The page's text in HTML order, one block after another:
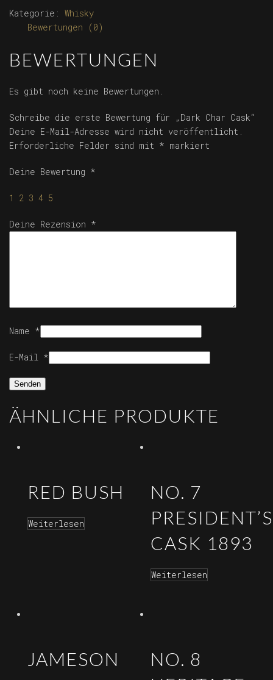
Kategorie: Whisky
Bewertungen (0)
BEWERTUNGEN
Es gibt noch keine Bewertungen.
Schreibe die erste Bewertung für „Dark Char Cask“
Deine E-Mail-Adresse wird nicht veröffentlicht.
Erforderliche Felder sind mit * markiert
Deine Bewertung *
1 2 3 4 5
Deine Rezension *
Name *
E-Mail *
ÄHNLICHE PRODUKTE
RED BUSH
Weiterlesen
NO. 7
PRESIDENT’S
CASK 1893
Weiterlesen
JAMESON
NO. 8